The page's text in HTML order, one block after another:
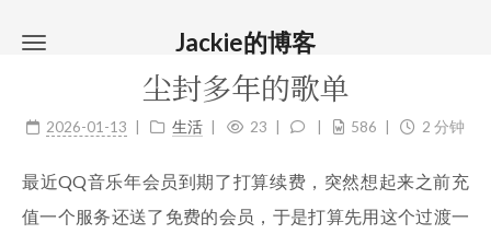
Jackie的博客
尘封多年的歌单
2026-01-13 生活 23 586 2 分钟
最近QQ音乐年会员到期了打算续费，突然想起来之前充
值一个服务还送了免费的会员，于是打算先用这个过渡一